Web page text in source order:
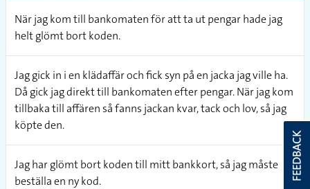
När jag kom till bankomaten för att ta ut pengar hade jag
helt glömt bort koden.
Jag gick in i en klädaffär och fick syn på en jacka jag ville ha.
Då gick jag direkt till bankomaten efter pengar. När jag kom
tillbaka till affären så fanns jackan kvar, tack och lov, så jag
köpte den.
Jag har glömt bort koden till mitt bankkort, så jag måste
beställa en ny kod.
FEEDBACK